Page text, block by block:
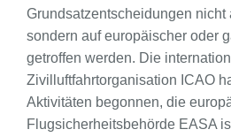
Grundsatzentscheidungen nicht
sondern auf europäischer oder
getroffen werden. Die
Zivilluftfahrtorganisation ICAO
Aktivitäten begonnen, die
Flugsicherheitsbehörde EASA